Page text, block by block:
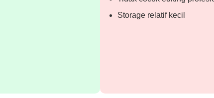
Storage relatif kecil